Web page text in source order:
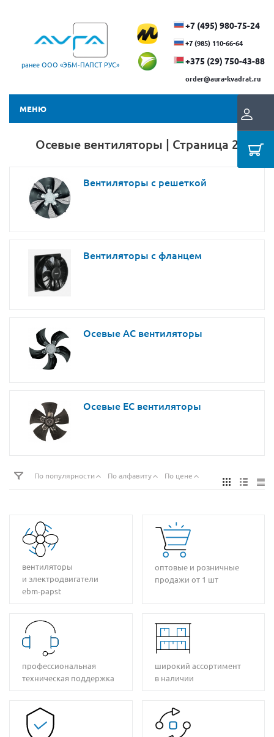
ранее ООО «ЭБМ‑ПАПСТ РУС»
+7 (495) 980-75-24
+7 (985) 110-66-64
+375 (29) ​750-43-88
order@aura-kvadrat.ru
МЕНЮ
Осевые вентиляторы | Страница 2
Вентиляторы с решеткой
Вентиляторы с фланцем
Осевые AC вентиляторы
Осевые EC вентиляторы
По популярности По алфавиту По цене
вентиляторы
и электродвигатели
ebm‑papst
оптовые и розничные
продажи от 1 шт
профессиональная
техническая поддержка
широкий ассортимент
в наличии